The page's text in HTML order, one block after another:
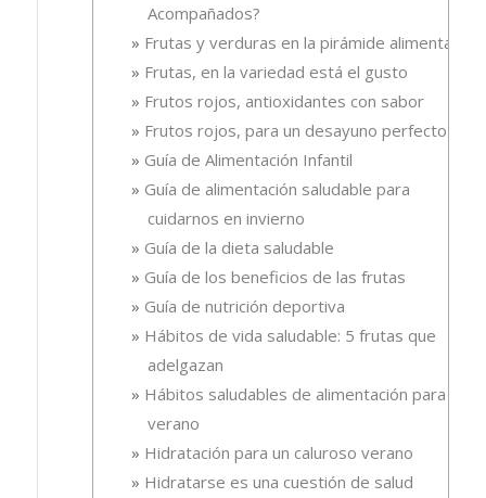
Acompañados?
Frutas y verduras en la pirámide alimentaria
Frutas, en la variedad está el gusto
Frutos rojos, antioxidantes con sabor
Frutos rojos, para un desayuno perfecto
Guía de Alimentación Infantil
Guía de alimentación saludable para
cuidarnos en invierno
Guía de la dieta saludable
Guía de los beneficios de las frutas
Guía de nutrición deportiva
Hábitos de vida saludable: 5 frutas que
adelgazan
Hábitos saludables de alimentación para el
verano
Hidratación para un caluroso verano
Hidratarse es una cuestión de salud